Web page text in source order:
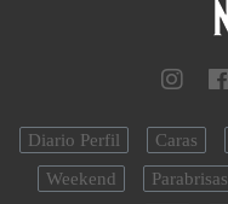
Diario Perfil Caras
Weekend
Parabrisas